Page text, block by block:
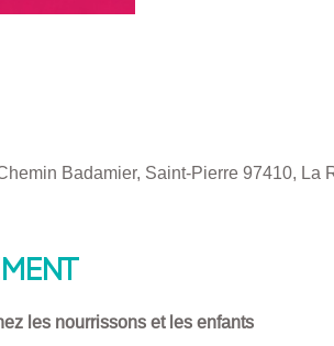
Badamier, Saint-Pierre 97410, La
les nourrissons et les enfants